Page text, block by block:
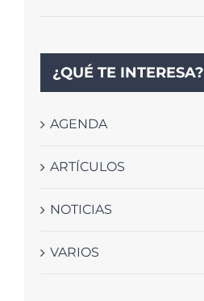
¿QUÉ TE INTERESA?
AGENDA
ARTÍCULOS
NOTICIAS
VARIOS